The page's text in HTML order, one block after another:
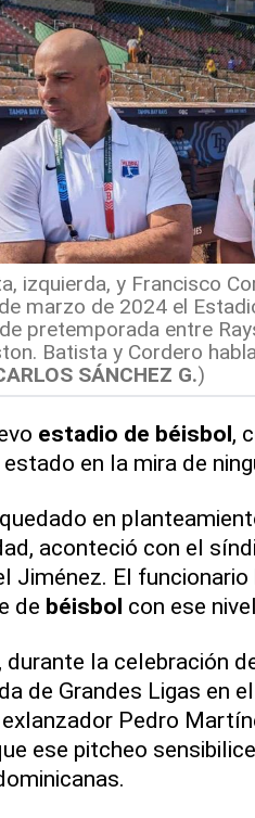
izquierda, y Francisco
marzo de 2024 el
pretemporada entre
Batista y Cordero
SÁNCHEZ G.)
estadio de béisbol,
estado en la mira de
en
aconteció con el
Jiménez. El
de béisbol con ese
durante la celebración
de Grandes Ligas en
Pedro
ese pitcheo